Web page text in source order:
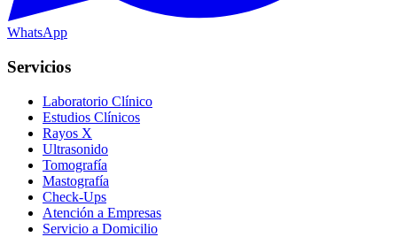
WhatsApp
Servicios
Laboratorio Clínico
Estudios Clínicos
Rayos X
Ultrasonido
Tomografía
Mastografía
Check-Ups
Atención a Empresas
Servicio a Domicilio